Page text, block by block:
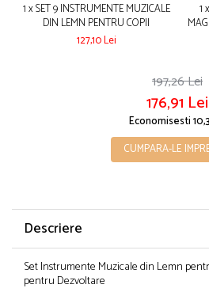
1 x SET 9 INSTRUMENTE MUZICALE
DIN LEMN PENTRU COPII
127,10 Lei
1
197,26 Lei
176,91 Lei
Economisesti
CUMPARA-LE
Descriere
Set Instrumente Muzicale din Lemn
pentru Dezvoltare